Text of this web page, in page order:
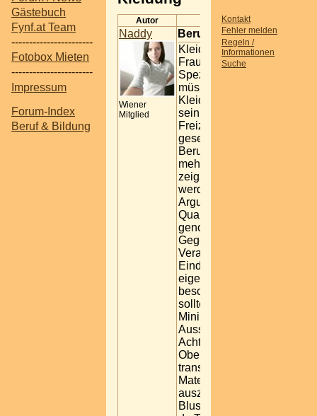
Gästebuch
Fynf.at Team
-----------------------
Fotobox Mieten
-----------------------
Impressum
Forum-Index
Beruf & Bildung
Kontakt
Fehler melden
Regeln /
Informationen
Suche
Autor Beitrag
Naddy
Wiener
Mitglied
Berufliche Kleidung
Kleidungssünden für
Frauen
Speziell Frauen
müssen in Bezug auf
Kleidung sehr vorsichtig
sein. Denn was im
Freizeitbereich gern
gesehen ist, lenkt im
Berufsleben ab. Je
mehr nackte Haut du
zeigst, desto weniger
werden deine
Argumente und
Qualifikationen wahr
genommen, weil dein
Gegenüber mit der
Verarbeitung anderer
Eindrücke als deiner
eigentlichen Botschaft
beschäftigt ist. Du
solltest daher extreme
Miniröcke und sehr tiefe
Ausschnitte vermeiden.
Achte bei deinen
Oberteilen darauf, keine
transparenten
Materialien
auszuwählen. Wenn du
Blusen trägst, solltest